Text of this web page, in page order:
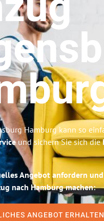
Hamburg kann so
und sichern Sie sich die
Angebot anfordern
nach Hamburg machen:
ANGEBOT ERHALTEN